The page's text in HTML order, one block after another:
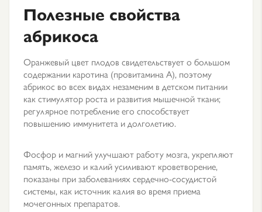
Полезные свойства
абрикоса
Оранжевый цвет плодов свидетельствует о большом
содержании каротина (провитамина А), поэтому
абрикос во всех видах незаменим в детском питании
как стимулятор роста и развития мышечной ткани;
регулярное потребление его способствует
повышению иммунитета и долголетию.
Фосфор и магний улучшают работу мозга, укрепляют
память, железо и калий усиливают кроветворение,
показаны при заболеваниях сердечно-сосудистой
системы, как источник калия во время приема
мочегонных препаратов.